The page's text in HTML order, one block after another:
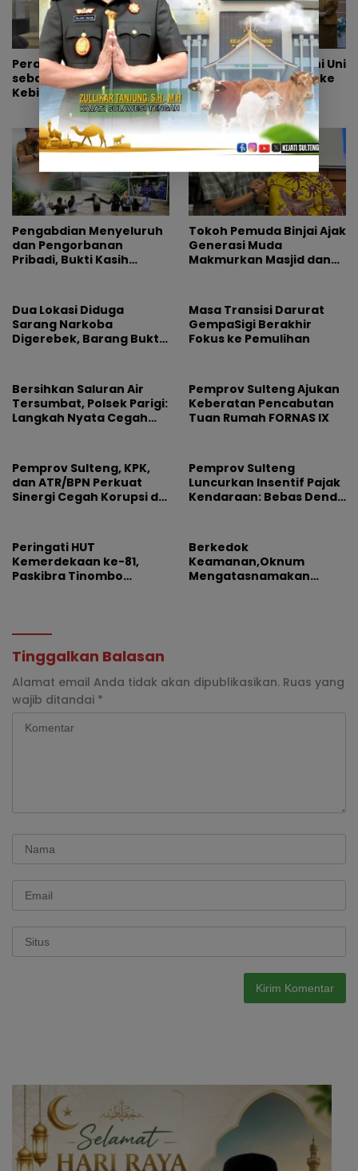
Peran Mahasiswa
sebagai Pengawas
Kebijakan Pajak Baru di
Dunia E-Commerce
Setelah Tiongkok, Kini Uni
Emirat Arab Merapat ke
Sulawesi Tengah
Pengabdian Menyeluruh
dan Pengorbanan
Pribadi, Bukti Kasih
Tokoh Pemuda Binjai Ajak
Generasi Muda
Makmurkan Masjid dan
Mengaji
Dua Lokasi Diduga
Sarang Narkoba
Digerebek, Barang Bukti
Masa Transisi Darurat
GempaSigi Berakhir
Fokus ke Pemulihan
Bersihkan Saluran Air
Tersumbat, Polsek Parigi:
Langkah Nyata Cegah
Pemprov Sulteng Ajukan
Keberatan Pencabutan
Tuan Rumah FORNAS IX
Pemprov Sulteng, KPK,
dan ATR/BPN Perkuat
Sinergi Cegah Korupsi di
Pemprov Sulteng
Luncurkan Insentif Pajak
Kendaraan: Bebas Denda
Peringati HUT
Kemerdekaan ke-81,
Paskibra Tinombo
Berkedok
Keamanan,Oknum
Mengatasnamakan
Tinggalkan Balasan
Alamat email Anda tidak akan dipublikasikan. Ruas yang
wajib ditandai *